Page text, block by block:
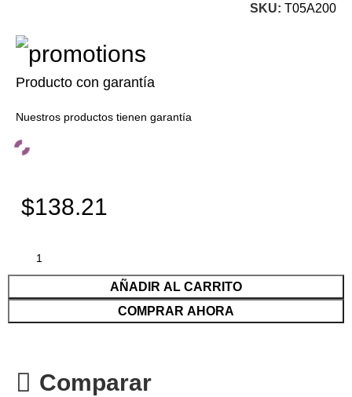
SKU: T05A200
Producto con garantía
Nuestros productos tienen garantía
$138.21
AÑADIR AL CARRITO
COMPRAR AHORA
Comparar